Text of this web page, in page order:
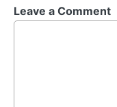
Leave a Comment
Comment